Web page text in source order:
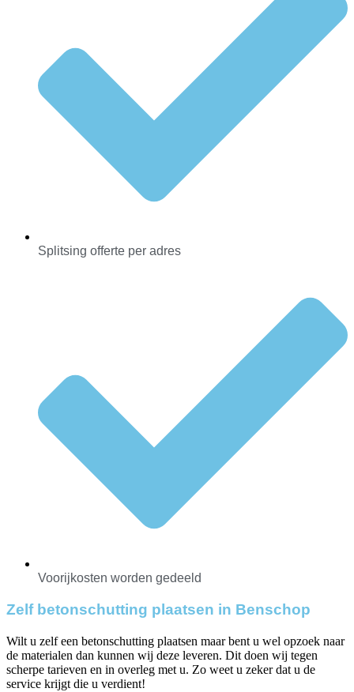
Splitsing offerte per adres
Voorijkosten worden gedeeld
Zelf betonschutting plaatsen in Benschop
Wilt u zelf een betonschutting plaatsen maar bent u wel opzoek naar
de materialen dan kunnen wij deze leveren. Dit doen wij tegen
scherpe tarieven en in overleg met u. Zo weet u zeker dat u de
service krijgt die u verdient!